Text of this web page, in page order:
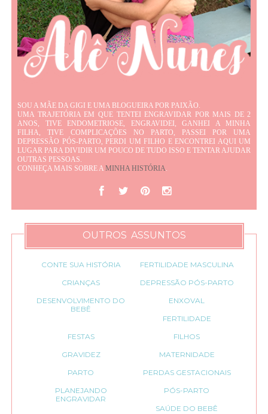
SOU A MÃE DA GIGI E UMA BLOGUEIRA POR PAIXÃO.
UMA TRAJETÓRIA EM QUE TENTEI ENGRAVIDAR POR MAIS DE 2
ANOS, TIVE ENDOMETRIOSE, ENGRAVIDEI, GANHEI A MINHA
FILHA, TIVE COMPLICAÇÕES NO PARTO, PASSEI POR UMA
DEPRESSÃO PÓS-PARTO, PERDI UM FILHO E ENCONTREI AQUI UM
LUGAR PARA DIVIDIR UM POUCO DE TUDO ISSO E TENTAR AJUDAR
OUTRAS PESSOAS.
CONHEÇA MAIS SOBRE AMINHA HISTÓRIA.
OUTROS ASSUNTOS
CONTE SUA HISTÓRIA
FERTILIDADE MASCULINA
CRIANÇAS
DEPRESSÃO PÓS-PARTO
DESENVOLVIMENTO DO
BEBÊ
ENXOVAL
FERTILIDADE
FESTAS
FILHOS
GRAVIDEZ
MATERNIDADE
PARTO
PERDAS GESTACIONAIS
PLANEJANDO
ENGRAVIDAR
PÓS-PARTO
SAÚDE DO BEBÊ